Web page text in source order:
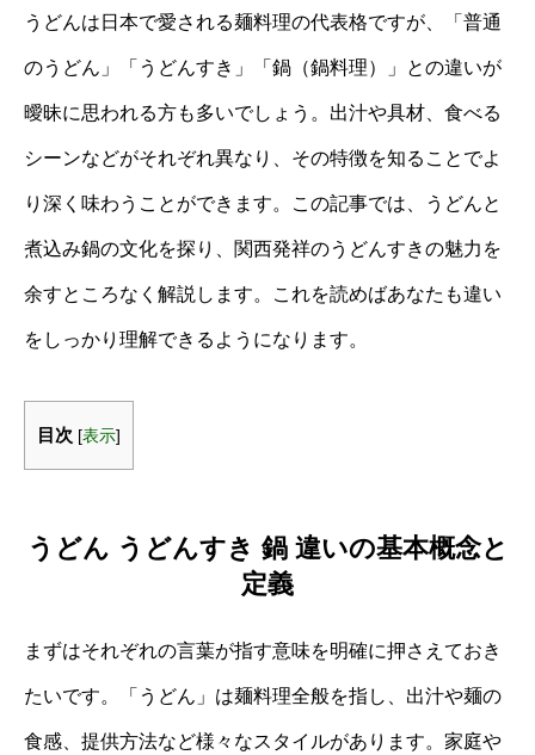
うどんは日本で愛される麺料理の代表格ですが、「普通
のうどん」「うどんすき」「鍋（鍋料理）」との違いが
曖昧に思われる方も多いでしょう。出汁や具材、食べる
シーンなどがそれぞれ異なり、その特徴を知ることでよ
り深く味わうことができます。この記事では、うどんと
煮込み鍋の文化を探り、関西発祥のうどんすきの魅力を
余すところなく解説します。これを読めばあなたも違い
をしっかり理解できるようになります。
目次 [表示]
うどん うどんすき 鍋 違いの基本概念と
定義
まずはそれぞれの言葉が指す意味を明確に押さえておき
たいです。「うどん」は麺料理全般を指し、出汁や麺の
食感、提供方法など様々なスタイルがあります。家庭や